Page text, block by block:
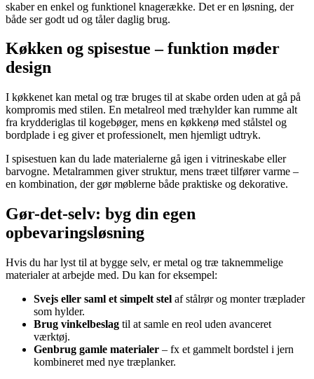
skaber en enkel og funktionel knagerække. Det er en løsning, der
både ser godt ud og tåler daglig brug.
Køkken og spisestue – funktion møder
design
I køkkenet kan metal og træ bruges til at skabe orden uden at gå på
kompromis med stilen. En metalreol med træhylder kan rumme alt
fra krydderiglas til kogebøger, mens en køkkenø med stålstel og
bordplade i eg giver et professionelt, men hjemligt udtryk.
I spisestuen kan du lade materialerne gå igen i vitrineskabe eller
barvogne. Metalrammen giver struktur, mens træet tilfører varme –
en kombination, der gør møblerne både praktiske og dekorative.
Gør-det-selv: byg din egen
opbevaringsløsning
Hvis du har lyst til at bygge selv, er metal og træ taknemmelige
materialer at arbejde med. Du kan for eksempel:
Svejs eller saml et simpelt stel af stålrør og monter træplader
som hylder.
Brug vinkelbeslag til at samle en reol uden avanceret
værktøj.
Genbrug gamle materialer – fx et gammelt bordstel i jern
kombineret med nye træplanker.